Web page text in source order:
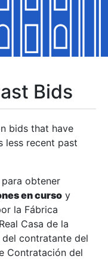
Bids
bids that have
less recent past
obtener
en curso y
la Fábrica
Casa de la
contratante del
Contratación del